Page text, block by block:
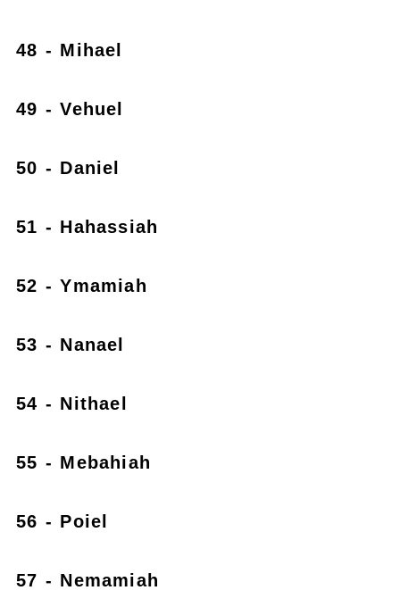
48 - Mihael
49 - Vehuel
50 - Daniel
51 - Hahassiah
52 - Ymamiah
53 - Nanael
54 - Nithael
55 - Mebahiah
56 - Poiel
57 - Nemamiah